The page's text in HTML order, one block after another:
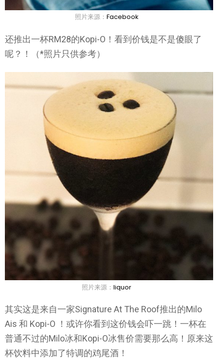
照片来源： Facebook
还推出一杯RM28的Kopi-O！看到价钱是不是傻眼了
呢？！（*照片只供参考）
照片来源： liquor
其实这是来自一家Signature At The Roof推出的Milo
Ais 和 Kopi-O ！或许你看到这价钱会吓一跳！一杯在
普通不过的Milo冰和Kopi-O冰售价需要那么高！原来这
杯饮料中添加了特调的鸡尾酒！